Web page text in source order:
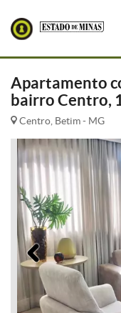
Apartamento
bairro Centro,
Centro, Betim - MG
Anterior